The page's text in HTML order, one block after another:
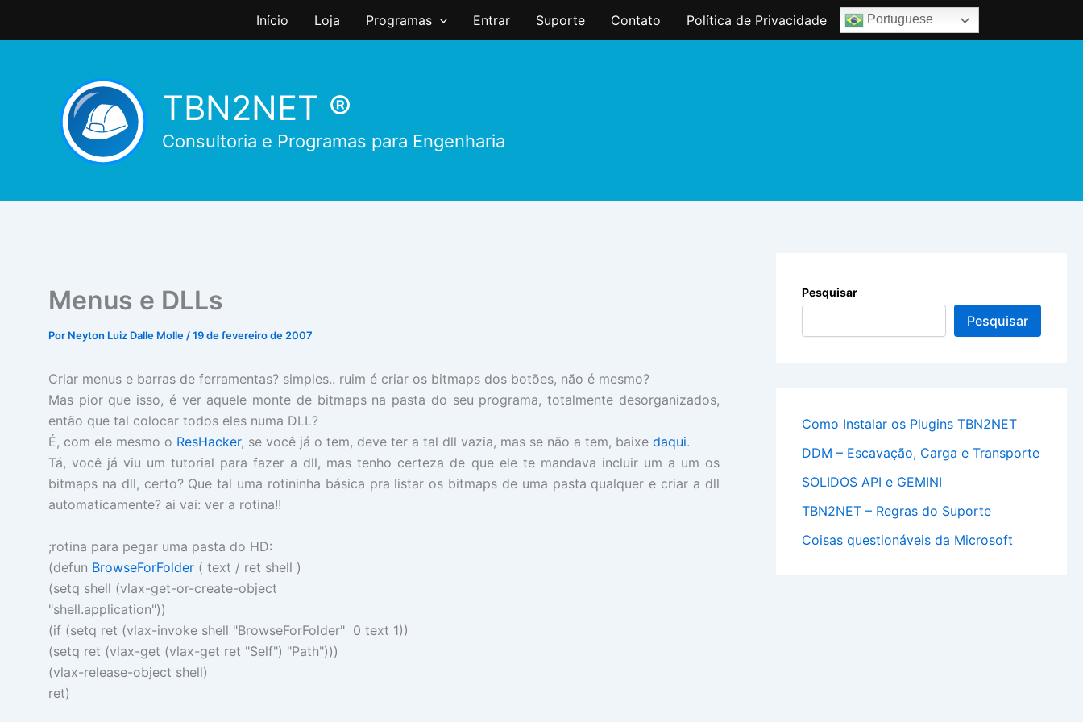
Início Loja Programas Entrar Suporte Contato Política de Privacidade Portuguese
TBN2NET ®
Consultoria e Programas para Engenharia
Menus e DLLs
Por Neyton Luiz Dalle Molle /19 de fevereiro de 2007
Criar menus e barras de ferramentas? simples.. ruim é criar os bitmaps dos botões, não é mesmo?
Mas pior que isso, é ver aquele monte de bitmaps na pasta do seu programa, totalmente desorganizados,
então que tal colocar todos eles numa DLL?
É, com ele mesmo o ResHacker, se você já o tem, deve ter a tal dll vazia, mas se não a tem, baixe daqui.
Tá, você já viu um tutorial para fazer a dll, mas tenho certeza de que ele te mandava incluir um a um os
bitmaps na dll, certo? Que tal uma rotininha básica pra listar os bitmaps de uma pasta qualquer e criar a dll
automaticamente? ai vai: ver a rotina!!
;rotina para pegar uma pasta do HD:
(defun BrowseForFolder ( text / ret shell )
(setq shell (vlax-get-or-create-object
"shell.application"))
(if (setq ret (vlax-invoke shell "BrowseForFolder" 0 text 1))
(setq ret (vlax-get (vlax-get ret "Self") "Path")))
(vlax-release-object shell)
ret)
Pesquisar
Pesquisar
Como Instalar os Plugins TBN2NET
DDM – Escavação, Carga e Transporte
SOLIDOS API e GEMINI
TBN2NET – Regras do Suporte
Coisas questionáveis da Microsoft